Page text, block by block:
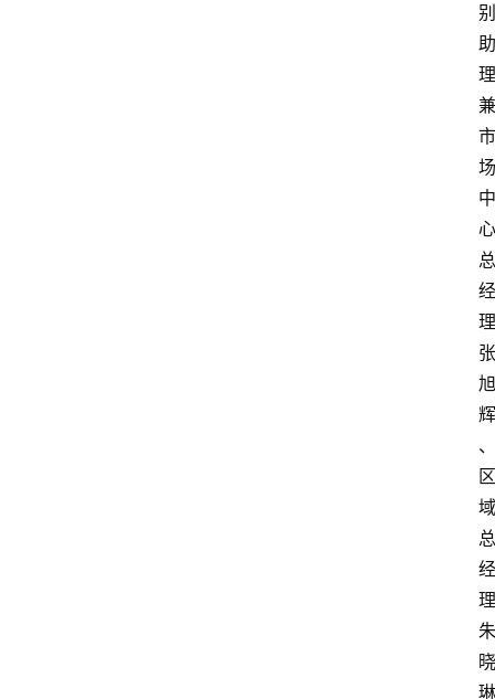
别
助
理
兼
市
场
中
心
总
经
理
张
旭
辉
、
区
域
总
经
理
朱
晓
琳